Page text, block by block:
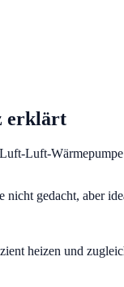
erklärt
Luft-
gedacht, aber
heizen und